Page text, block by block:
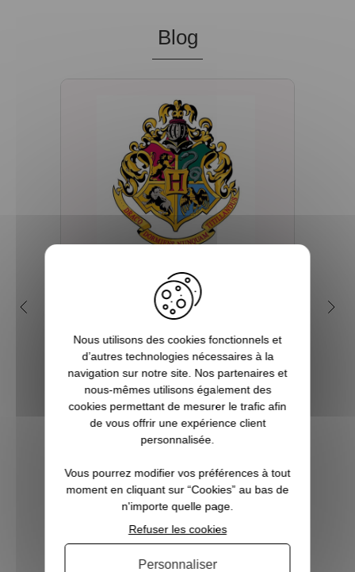
Blog
Quelles sont les 4 maisons
dans la saga Harry Potter ?
plus encore avec l’arrivée du film en 2001,
le phénomène Harry Potter a conquis la
culture mondiale. La Pottermania nous a
tous et toutes touchées. Qui n’a pas
attendu, fébrilement, le jour de s...
VOIR L'ARTICLE
Nous utilisons des cookies fonctionnels et
d’autres technologies nécessaires à la
navigation sur notre site. Nos partenaires et
nous-mêmes utilisons également des
cookies permettant de mesurer le trafic afin
de vous offrir une expérience client
personnalisée.
Vous pourrez modifier vos préférences à tout
moment en cliquant sur “Cookies” au bas de
n'importe quelle page.
Refuser les cookies
Personnaliser